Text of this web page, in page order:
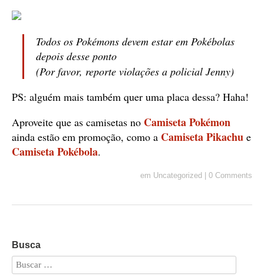
Todos os Pokémons devem estar em Pokébolas
depois desse ponto
(Por favor, reporte violações a policial Jenny)
PS: alguém mais também quer uma placa dessa? Haha!
Aproveite que as camisetas no Camiseta Pokémon
ainda estão em promoção, como a Camiseta Pikachu e
Camiseta Pokébola.
em Uncategorized | 0 Comments
Busca